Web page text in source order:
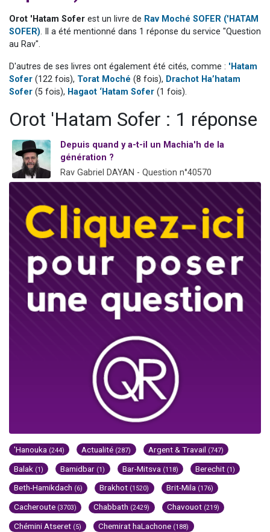
3 personnes viennent de nous rejoindre sur WhatsApp
Odaya vient de donner son Maasser
2 personnes viennent de faire un don pour Tsédaka : pauvres d'Israel
Orot 'Hatam Sofer est un livre de Rav Moché SOFER ('HATAM
SOFER). Il a été mentionné dans 1 réponse du service "Question
au Rav".
D'autres de ses livres ont également été cités, comme : 'Hatam
Sofer (122 fois), Torat Moché (8 fois), Drachot Ha’hatam
Sofer (5 fois), Hagaot ‘Hatam Sofer (1 fois).
Orot 'Hatam Sofer : 1 réponse
Depuis quand y a-t-il un Machia'h de la
génération ?
Rav Gabriel DAYAN - Question n°40570
'Hanouka (244) Actualité (287) Argent & Travail (747)
Balak (1) Bamidbar (1) Bar-Mitsva (118) Berechit (1)
Beth-Hamikdach (6) Brakhot (1520) Brit-Mila (176)
Cacheroute (3703) Chabbath (2429) Chavouot (219)
Chémini Atseret (5) Chemirat haLachone (188)